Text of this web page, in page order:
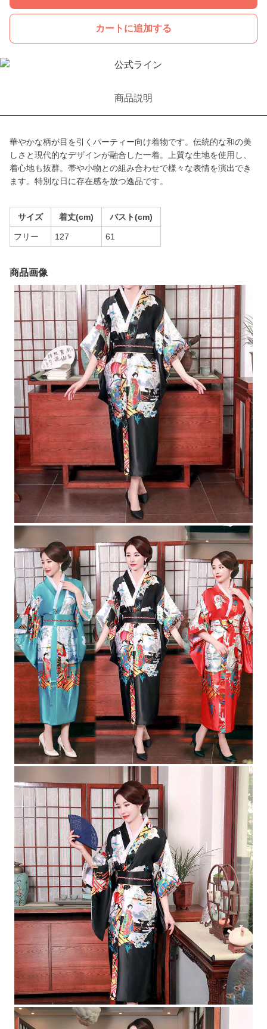
カートに追加する
商品説明
華やかな柄が目を引くパーティー向け着物です。伝統的な和の美
しさと現代的なデザインが融合した一着。上質な生地を使用し、
着心地も抜群。帯や小物との組み合わせで様々な表情を演出でき
ます。特別な日に存在感を放つ逸品です。
サイズ 着丈(cm) バスト(cm)
フリー 127 61
商品画像